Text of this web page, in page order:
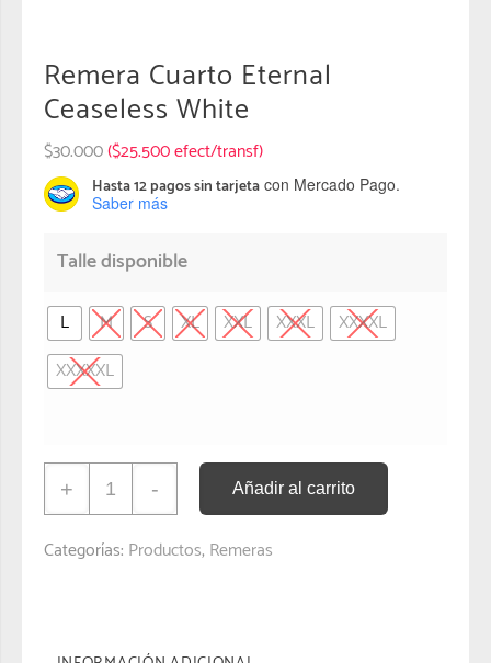
Remera Cuarto Eternal
Ceaseless White
$30.000($25.500 efect/transf)
Hasta 12 pagos sin tarjeta con Mercado Pago.
Saber más
Talle disponible
L M S XL XXL XXXL
XXXXL
XXXXXL
+ - Añadir al carrito
Categorías: Productos,Remeras